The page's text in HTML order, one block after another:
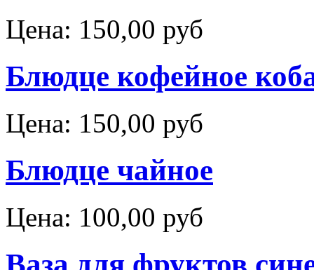
Цена: 150,00 руб
Блюдце кофейное
Цена: 150,00 руб
Блюдце чайное
Цена: 100,00 руб